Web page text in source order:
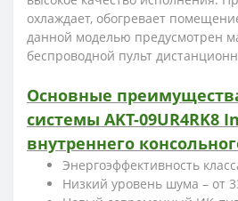
охлаждает, обогревает
данной моделью предусмотрен
беспроводной пульт
Основные
системы AKT-09UR4RK8
внутреннего
Энергоэффективность
Низкий уровень шума – от